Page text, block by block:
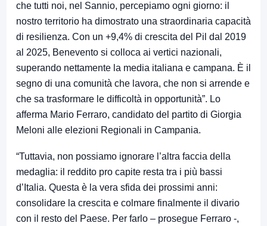
che tutti noi, nel Sannio, percepiamo ogni giorno: il
nostro territorio ha dimostrato una straordinaria capacità
di resilienza. Con un +9,4% di crescita del Pil dal 2019
al 2025, Benevento si colloca ai vertici nazionali,
superando nettamente la media italiana e campana. È il
segno di una comunità che lavora, che non si arrende e
che sa trasformare le difficoltà in opportunità”. Lo
afferma Mario Ferraro, candidato del partito di Giorgia
Meloni alle elezioni Regionali in Campania.
“Tuttavia, non possiamo ignorare l’altra faccia della
medaglia: il reddito pro capite resta tra i più bassi
d’Italia. Questa è la vera sfida dei prossimi anni:
consolidare la crescita e colmare finalmente il divario
con il resto del Paese. Per farlo – prosegue Ferraro -,